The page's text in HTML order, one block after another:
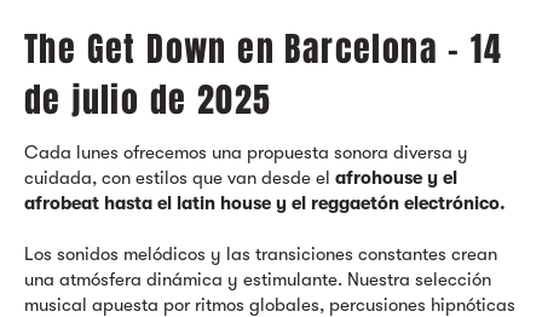
The Get Down en Barcelona - 14
de julio de 2025
Cada lunes ofrecemos una propuesta sonora diversa y
cuidada, con estilos que van desde el afrohouse y el
afrobeat hasta el latin house y el reggaetón electrónico.
Los sonidos melódicos y las transiciones constantes crean
una atmósfera dinámica y estimulante. Nuestra selección
musical apuesta por ritmos globales, percusiones hipnóticas